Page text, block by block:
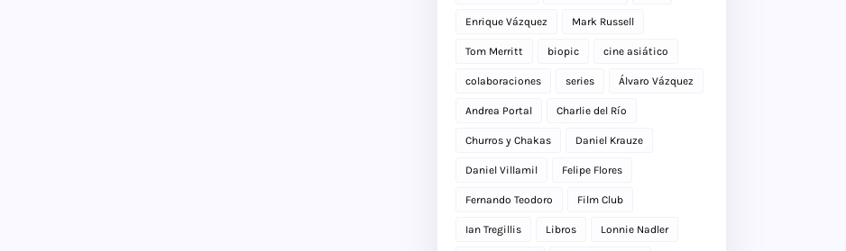
Enrique Vázquez Mark Russell
Tom Merritt biopic cine asiático
colaboraciones series Álvaro Vázquez
Andrea Portal Charlie del Río
Churros y Chakas Daniel Krauze
Daniel Villamil Felipe Flores
Fernando Teodoro Film Club
Ian Tregillis Libros Lonnie Nadler